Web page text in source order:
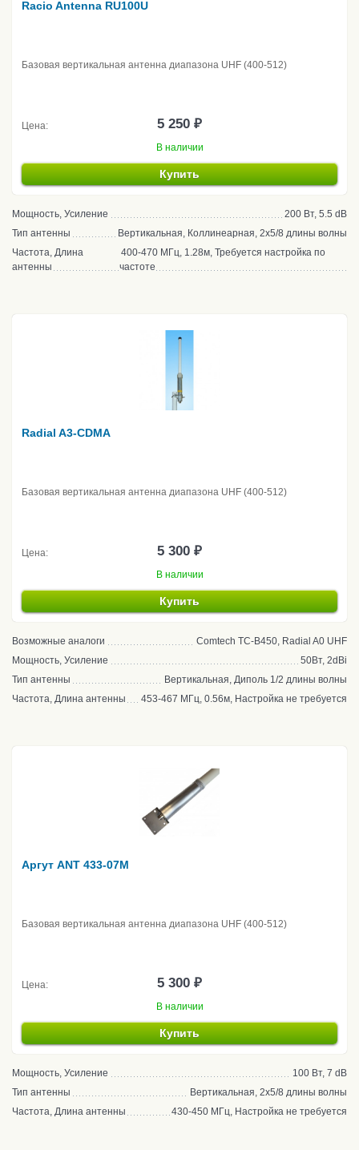
Racio Antenna RU100U
Базовая вертикальная антенна диапазона UHF (400-512)
Цена: 5 250 ₽
В наличии
Купить
Мощность, Усиление
200 Вт, 5.5 dB
Тип антенны
Вертикальная, Коллинеарная, 2x5/8 длины волны
Частота, Длина
антенны
400-470 МГц, 1.28м, Требуется настройка по
частоте
Radial A3-CDMA
Базовая вертикальная антенна диапазона UHF (400-512)
Цена: 5 300 ₽
В наличии
Купить
Возможные аналоги
Comtech TC-B450, Radial A0 UHF
Мощность, Усиление
50Вт, 2dBi
Тип антенны
Вертикальная, Диполь 1/2 длины волны
Частота, Длина антенны
453-467 МГц, 0.56м, Настройка не требуется
Аргут ANT 433-07M
Базовая вертикальная антенна диапазона UHF (400-512)
Цена: 5 300 ₽
В наличии
Купить
Мощность, Усиление
100 Вт, 7 dB
Тип антенны
Вертикальная, 2x5/8 длины волны
Частота, Длина антенны
430-450 МГц, Настройка не требуется